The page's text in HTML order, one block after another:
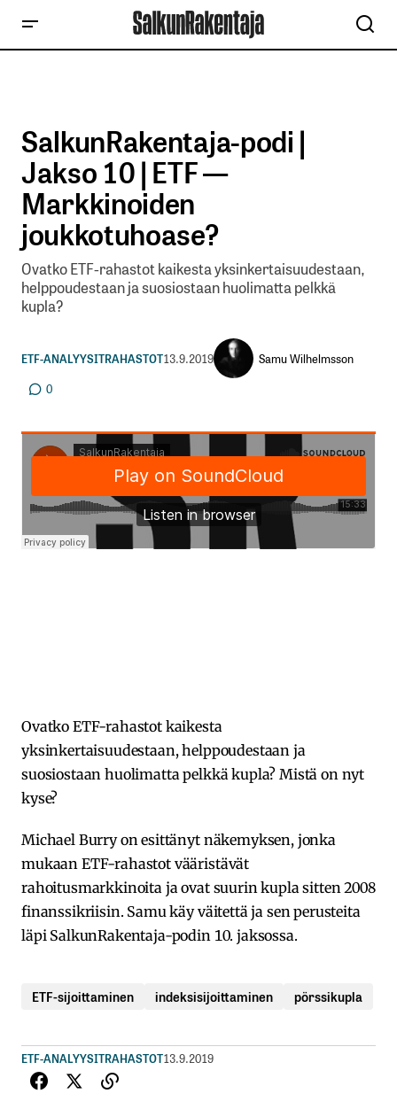
SalkunRakentaja-podi |
Jakso 10 | ETF —
Markkinoiden
joukkotuhoase?
Ovatko ETF-rahastot kaikesta yksinkertaisuudestaan,
helppoudestaan ja suosiostaan huolimatta pelkkä
kupla?
ETF-ANALYYSITRAHASTOT13.9.2019
Samu Wilhelmsson
0
Ovatko ETF-rahastot kaikesta
yksinkertaisuudestaan, helppoudestaan ja
suosiostaan huolimatta pelkkä kupla? Mistä on nyt
kyse?
Michael Burry on esittänyt näkemyksen, jonka
mukaan ETF-rahastot vääristävät
rahoitusmarkkinoita ja ovat suurin kupla sitten 2008
finanssikriisin. Samu käy väitettä ja sen perusteita
läpi SalkunRakentaja-podin 10. jaksossa.
ETF-sijoittaminen indeksisijoittaminen pörssikupla
ETF-ANALYYSITRAHASTOT13.9.2019